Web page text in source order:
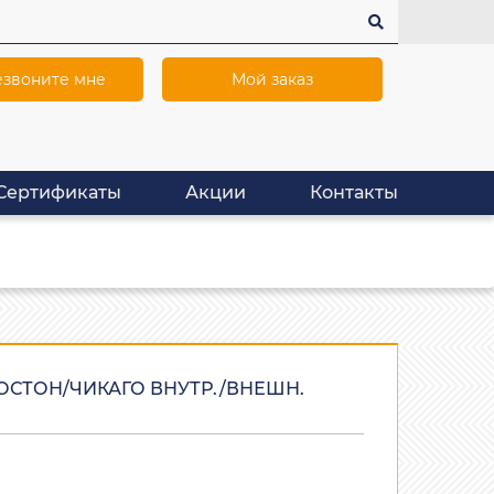
мне Мой заказ
Акции Контакты
ЧИКАГО ВНУТР./ВНЕШН.